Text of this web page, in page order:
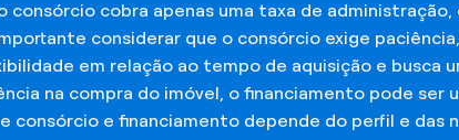
consórcio cobra apenas uma taxa de
considerar que o consórcio exige
em relação ao tempo de aquisição e busca
na compra do imóvel, o financiamento pode ser
consórcio e financiamento depende do perfil e das